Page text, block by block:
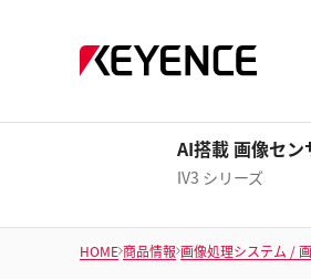
AI搭載 画像セン
IV3 シリーズ
HOME 商品情報 画像処理システム /